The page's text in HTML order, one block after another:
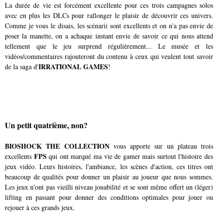
La durée de vie est forcément excellente pour ces trois campagnes solos
avec en plus les DLCs pour rallonger le plaisir de découvrir ces univers.
Comme je vous le disais, les scénarii sont excellents et on n'a pas envie de
poser la manette, on a achaque instant envie de savoir ce qui nous attend
tellement que le jeu surprend régulièrement... Le musée et les
vidéos/commentaires rajouteront du contenu à ceux qui veulent tout savoir
de la saga d'IRRATIONAL GAMES!
Un petit quatrième, non?
BIOSHOCK THE COLLECTIONvous apporte sur un plateau trois
excellents FPS qui ont marqué ma vie de gamer mais surtout l'histoire des
jeux vidéo. Leurs histoires, l'ambiance, les scènes d'action, ces titres ont
beaucoup de qualités pour donner un plaisir au joueur que nous sommes.
Les jeux n'ont pas vieilli niveau jouabilité et se sont même offert un (léger)
lifting en passant pour donner des conditions optimales pour jouer ou
rejouer à ces grands jeux.